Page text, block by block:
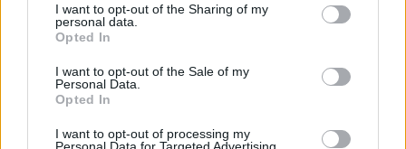
I want to opt-out of the Sharing of my
personal data.
Opted In
I want to opt-out of the Sale of my
Personal Data.
Opted In
I want to opt-out of processing my
Personal Data for Targeted Advertising.
Esim for USA|Esim for Italy| Esim for Spain | Esim